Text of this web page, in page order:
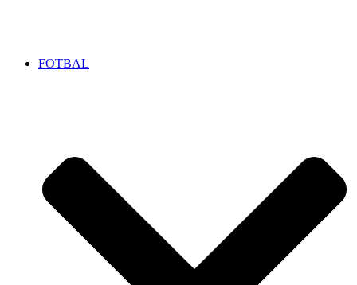
FOTBAL